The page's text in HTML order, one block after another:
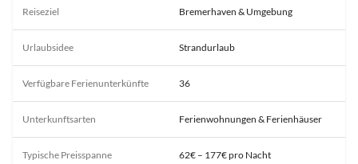
Reiseziel Bremerhaven & Umgebung
Urlaubsidee Strandurlaub
Verfügbare Ferienunterkünfte 36
Unterkunftsarten Ferienwohnungen & Ferienhäuser
Typische Preisspanne 62€ – 177€ pro Nacht